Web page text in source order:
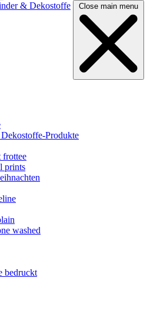
& Dekostoffe Close main menu
Produkte
frottee
prints
washed
bedruckt